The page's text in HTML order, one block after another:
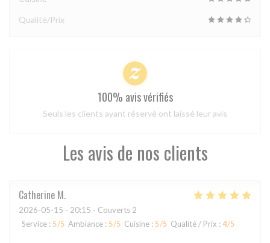
Les avis de nos clients
Catherine M
2026-05-15 - 20:15 - Couverts 2
Service : 5/5 Ambiance : 5/5 Cuisine : 5/5 Qualité / Prix : 4/5
Qualité/Prix
100% avis vérifiés
Seuls les clients ayant réservé ont laissé leur avis